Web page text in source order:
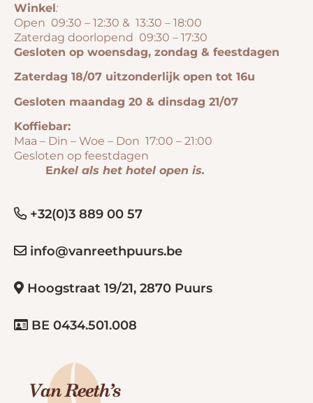
Winkel:
Open 09:30 – 12:30 & 13:30 – 18:00
Zaterdag doorlopend 09:30 – 17:30
Gesloten op woensdag, zondag & feestdagen
Zaterdag 18/07 uitzonderlijk open tot 16u
Gesloten maandag 20 & dinsdag 21/07
Koffiebar:
Maa – Din – Woe – Don 17:00 – 21:00
Gesloten op feestdagen
Enkel als het hotel open is.
+32(0)3 889 00 57
info@vanreethpuurs.be
Hoogstraat 19/21, 2870 Puurs
BE 0434.501.008